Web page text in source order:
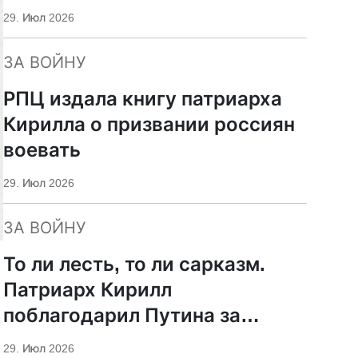
29. Июл 2026
ЗА ВОЙНУ
РПЦ издала книгу патриарха
Кирилла о призвании россиян
воевать
29. Июл 2026
ЗА ВОЙНУ
То ли лесть, то ли сарказм.
Патриарх Кирилл
поблагодарил Путина за
защиту суверенитета и
29. Июл 2026